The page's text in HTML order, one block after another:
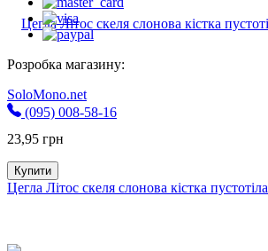
23,95 грн
Купити
Цегла Літос скеля слонова кістка пустотіла
Розробка магазину:
SoloMono.net
(095) 008-58-16